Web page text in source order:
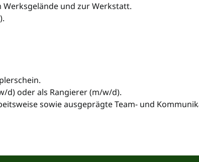
und zur Werkstatt.
d) oder als Rangierer (m/w/d).
sowie ausgeprägte Team- und